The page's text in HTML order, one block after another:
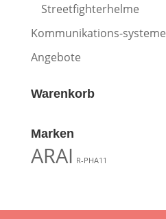
Streetfighterhelme
Kommunikations-systeme
Angebote
Warenkorb
Marken
ARAI R-PHA11